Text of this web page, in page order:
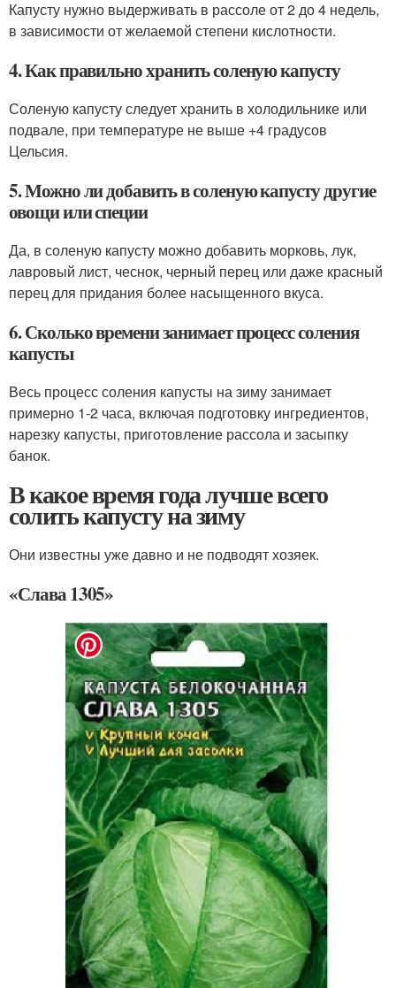
Капусту нужно выдерживать в рассоле от 2 до 4 недель,
в зависимости от желаемой степени кислотности.
4. Как правильно хранить соленую капусту
Соленую капусту следует хранить в холодильнике или
подвале, при температуре не выше +4 градусов
Цельсия.
5. Можно ли добавить в соленую капусту другие
овощи или специи
Да, в соленую капусту можно добавить морковь, лук,
лавровый лист, чеснок, черный перец или даже красный
перец для придания более насыщенного вкуса.
6. Сколько времени занимает процесс соления
капусты
Весь процесс соления капусты на зиму занимает
примерно 1-2 часа, включая подготовку ингредиентов,
нарезку капусты, приготовление рассола и засыпку
банок.
В какое время года лучше всего
солить капусту на зиму
Они известны уже давно и не подводят хозяек.
«Слава 1305»